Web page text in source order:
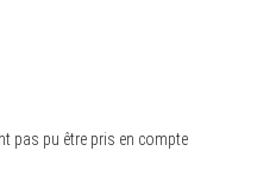
pas pu être pris en compte